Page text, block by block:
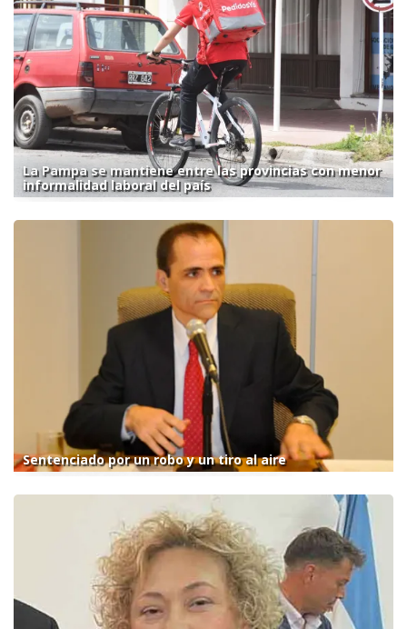
La Pampa se mantiene entre las provincias con menor
informalidad laboral del país
Sentenciado por un robo y un tiro al aire